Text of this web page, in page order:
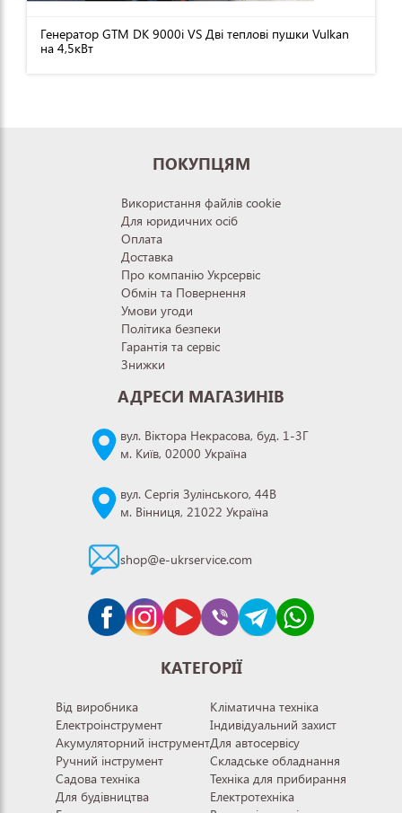
Генератор GTM DK 9000i VS Дві теплові пушки Vulkan
на 4,5кВт
ПОКУПЦЯМ
Використання файлів cookie
Для юридичних осіб
Оплата
Доставка
Про компанію Укрсервіс
Обмін та Повернення
Умови угоди
Політика безпеки
Гарантія та сервіс
Знижки
АДРЕСИ МАГАЗИНІВ
вул. Віктора Некрасова, буд. 1-3Г
м. Київ, 02000 Україна
вул. Сергія Зулінського, 44В
м. Вінниця, 21022 Україна
shop@e-ukrservice.com
КАТЕГОРІЇ
Від виробника
Електроінструмент
Акумуляторний інструмент
Ручний інструмент
Садова техніка
Для будівництва
Кліматична техніка
Індивідуальний захист
Для автосервісу
Складське обладнання
Техніка для прибирання
Електротехніка